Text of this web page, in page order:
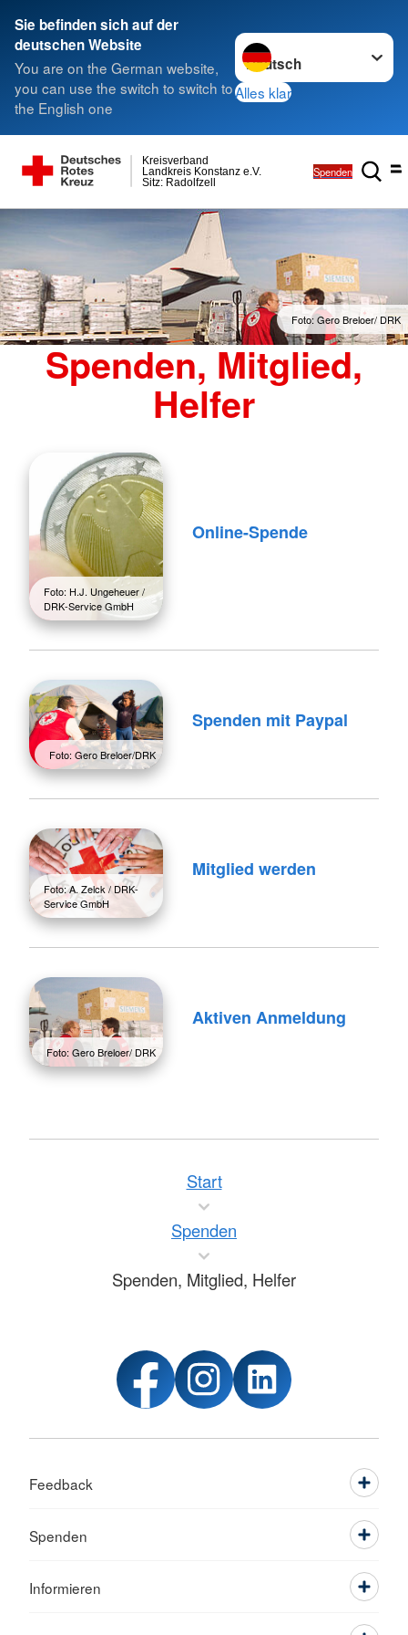
Sie befinden sich auf der
deutschen Website
You are on the German website,
you can use the switch to switch to
the English one
Sprache wechseln zu
Alles klar
Sitz: Radolfzell
Landkreis Konstanz e.V.
Kreisverband
Spenden
Foto: Gero Breloer/ DRK
Spenden, Mitglied,
Helfer
Foto: H.J. Ungeheuer /
DRK-Service GmbH
Online-Spende
Foto: Gero Breloer/DRK
Spenden mit Paypal
Foto: A. Zelck / DRK-
Service GmbH
Mitglied werden
Foto: Gero Breloer/ DRK
Aktiven Anmeldung
Start
Spenden
Spenden, Mitglied, Helfer
Feedback
Spenden
Informieren